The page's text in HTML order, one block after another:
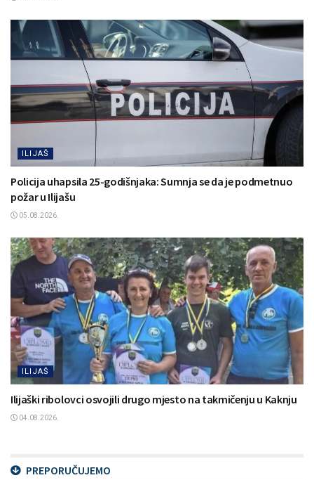
ILIJAŠ
Policija uhapsila 25-godišnjaka: Sumnja se da je podmetnuo
požar u Ilijašu
05.08.2026.
ILIJAŠ
Ilijaški ribolovci osvojili drugo mjesto na takmičenju u Kaknju
04.08.2026.
PREPORUČUJEMO